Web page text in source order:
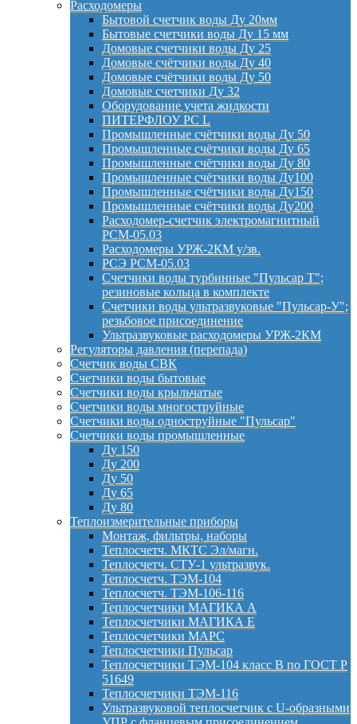
Расходомеры
Бытовой счетчик воды Ду 20мм
Бытовые счетчики воды Ду 15 мм
Домовые счетчики воды Ду 25
Домовые счётчики воды Ду 40
Домовые счётчики воды Ду 50
Домовые счетчики Ду 32
Оборудование учета жидкости
ПИТЕРФЛОУ РС L
Промышленные счётчики воды Ду 50
Промышленные счётчики воды Ду 65
Промышленные счётчики воды Ду 80
Промышленные счётчики воды Ду100
Промышленные счётчики воды Ду150
Промышленные счётчики воды Ду200
Расходомер-счетчик электромагнитный
РСМ-05.03
Расходомеры УРЖ-2КМ у/зв.
РСЭ РСМ-05.03
Счетчики воды турбинные "Пульсар Т";
резиновые кольца в комплекте
Счетчики воды ультразвуковые "Пульсар-У";
резьбовое присоединение
Ультразвуковые расходомеры УРЖ-2КМ
Регуляторы давления (перепада)
Счетчик воды СВК
Счетчики воды бытовые
Счетчики воды крыльчатые
Счетчики воды многоструйные
Счетчики воды одноструйные "Пульсар"
Счетчики воды промышленные
Ду 150
Ду 200
Ду 50
Ду 65
Ду 80
Теплоизмерительные приборы
Монтаж, фильтры, наборы
Теплосчетч. МКТС Эл/магн.
Теплосчетч. СТУ-1 ультразвук.
Теплосчетч. ТЭМ-104
Теплосчетч. ТЭМ-106-116
Теплосчетчики МАГИКА А
Теплосчетчики МАГИКА Е
Теплосчетчики МАРС
Теплосчетчики Пульсар
Теплосчетчики ТЭМ-104 класс B по ГОСТ Р
51649
Теплосчетчики ТЭМ-116
Ультразвуковой теплосчетчик с U-образными